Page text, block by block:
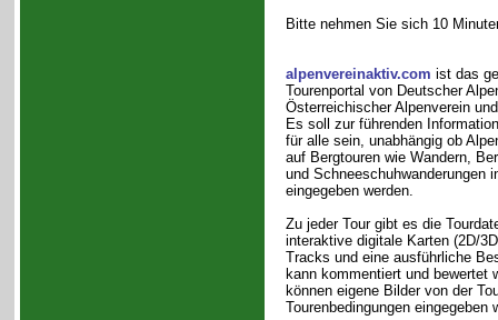
Bitte nehmen Sie sich 10
alpenvereinaktiv.com ist das
Tourenportal von Deutscher
Österreichischer Alpenverein
Es soll zur führenden
für alle sein, unabhängig ob
auf Bergtouren wie Wandern,
und Schneeschuhwanderungen
eingegeben werden.
Zu jeder Tour gibt es die
interaktive digitale Karten (2D/
Tracks und eine ausführliche
kann kommentiert und bewertet
können eigene Bilder von der
Tourenbedingungen eingegeben